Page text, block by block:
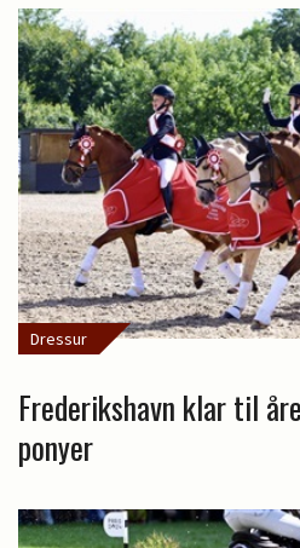
Dressur
Frederikshavn klar til
ponyer